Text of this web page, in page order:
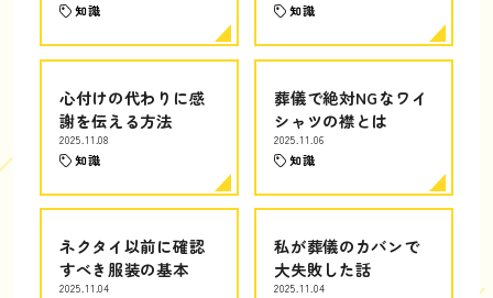
知識 知識
心付けの代わりに感
謝を伝える方法
2025.11.08
知識
葬儀で絶対NGなワイ
シャツの襟とは
2025.11.06
知識
ネクタイ以前に確認
すべき服装の基本
2025.11.04
私が葬儀のカバンで
大失敗した話
2025.11.04